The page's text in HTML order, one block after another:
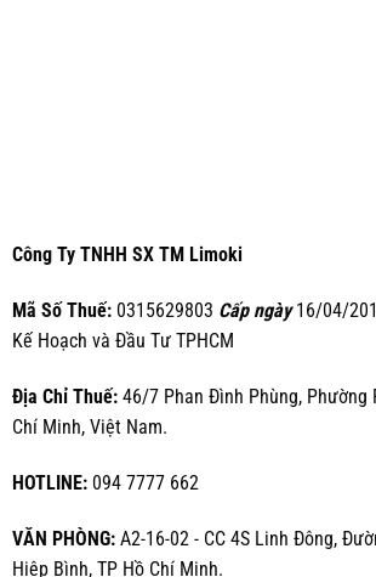
Công Ty TNHH SX TM Limoki
Mã Số Thuế:0315629803 Cấp ngày16/04/
Kế Hoạch và Đầu Tư TPHCM
Địa Chỉ Thuế:46/7 Phan Đình Phùng, Phường
Chí Minh, Việt Nam.
HOTLINE:094 7777 662
VĂN PHÒNG:A2-16-02 - CC 4S Linh Đông,
Hiệp Bình, TP Hồ Chí Minh.